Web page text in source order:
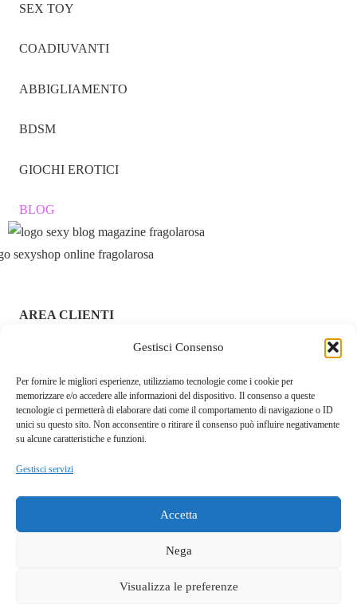
Gestisci Consenso
Per fornire le migliori esperienze, utilizziamo tecnologie come i cookie per
memorizzare e/o accedere alle informazioni del dispositivo. Il consenso a queste
tecnologie ci permetterà di elaborare dati come il comportamento di navigazione o ID
unici su questo sito. Non acconsentire o ritirare il consenso può influire negativamente
su alcune caratteristiche e funzioni.
Gestisci servizi
Accetta
Nega
Visualizza le preferenze
SEX TOY
COADIUVANTI
ABBIGLIAMENTO
BDSM
GIOCHI EROTICI
BLOG
AREA CLIENTI
ACCEDI / REGISTRATI
CHI SIAMO – FRAGOLAROSA | SEXY SHOP ONLINE
ITALIANO SICURO E DISCRETO
RESI E RIMBORSI
COOKIE POLICY